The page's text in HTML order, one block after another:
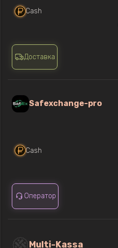
Cash
Доставка
Safexchange-pro
Cash
Оператор
Multi-Kassa